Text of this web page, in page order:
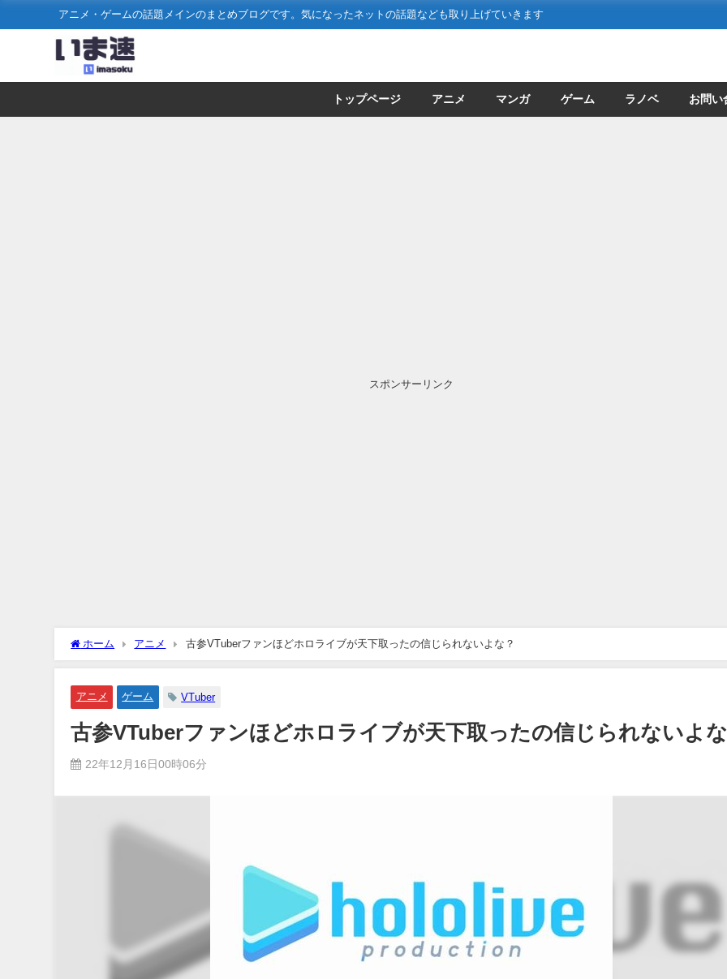
アニメ・ゲームの話題メインのまとめブログです。気になったネットの話題なども取り上げていきます
トップページ アニメ マンガ ゲーム ラノベ お問い
スポンサーリンク
ホーム アニメ 古参VTuberファンほどホロライブが天下取ったの信じられないよな？
アニメ ゲーム VTuber
古参VTuberファンほどホロライブが天下取ったの信じられないよ
22年12月16日00時06分